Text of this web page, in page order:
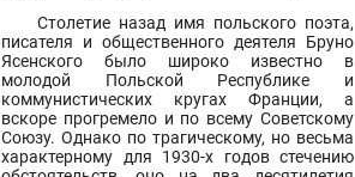
Столетие назад имя польского поэта,
писателя и общественного деятеля Бруно
Ясенского было широко известно в
молодой Польской Республике и
коммунистических кругах Франции, а
вскоре прогремело и по всему Советскому
Союзу. Однако по трагическому, но весьма
характерному для 1930-х годов стечению